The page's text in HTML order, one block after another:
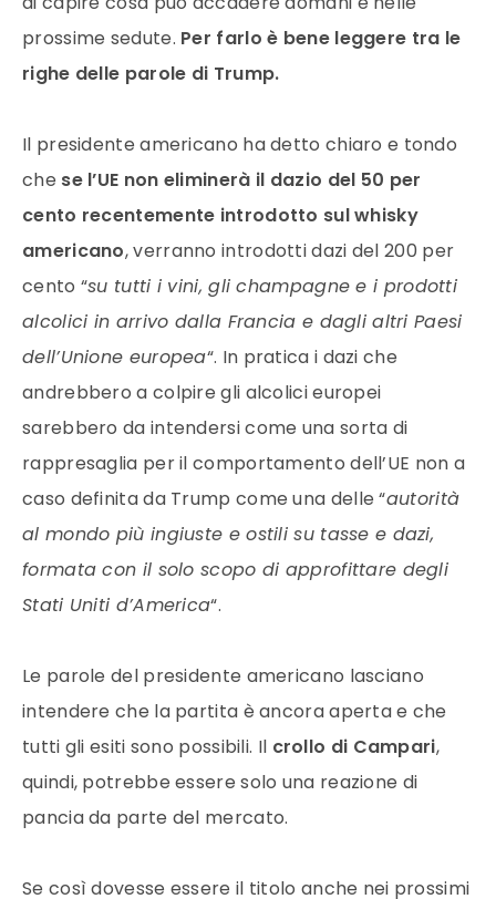
prossime sedute. Per farlo è bene leggere tra le
righe delle parole di Trump.
Il presidente americano ha detto chiaro e tondo
che se l’UE non eliminerà il dazio del 50 per
cento recentemente introdotto sul whisky
americano, verranno introdotti dazi del 200 per
cento “su tutti i vini, gli champagne e i prodotti
alcolici in arrivo dalla Francia e dagli altri Paesi
dell’Unione europea“. In pratica i dazi che
andrebbero a colpire gli alcolici europei
sarebbero da intendersi come una sorta di
rappresaglia per il comportamento dell’UE non a
caso definita da Trump come una delle “autorità
al mondo più ingiuste e ostili su tasse e dazi,
formata con il solo scopo di approfittare degli
Stati Uniti d’America“.
Le parole del presidente americano lasciano
intendere che la partita è ancora aperta e che
tutti gli esiti sono possibili. Il crollo di Campari,
quindi, potrebbe essere solo una reazione di
pancia da parte del mercato.
Se così dovesse essere il titolo anche nei prossimi